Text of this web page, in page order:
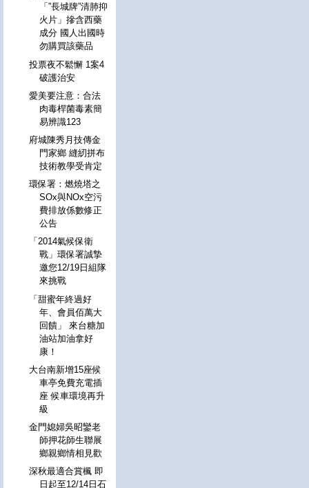
「”長城牌”清肺抑
火片」摻含西藥
成分 國人出國時
勿購買該藥品
投票夜不鬆懈 1案4
破護治安
愛美要注意：合法
肉毒桿菌毒素簡
易辨識123
府城陳秀月技傳金
門家鄉 縫紉拼布
技術教學受肯定
環保署：燃燒塔之
SOx與NOx空污
費排放係數修正
公告
「2014氣候保衛
戰」環保署誠摯
邀您12/19日組隊
來挑戰
「甜蜜年終過好
年、會員佰萬大
回饋」 來台糖加
油站加油拿好
康！
大台南新增15座候
車亭免費充電插
座 候車環境再升
級
金門媳婦吳昭鑾老
師押花師生聯展
鄉親鄉情相見歡
深秋最適合賞楓 即
日起至12/14日石